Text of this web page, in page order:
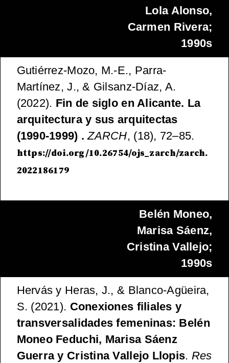
Lola Alonso,
Carmen Rivera;
1990s
Gutiérrez-Mozo, M.-E., Parra-
Martínez, J., & Gilsanz-Díaz, A.
(2022). Fin de siglo en Alicante. La
arquitectura y sus arquitectas
(1990-1999) . ZARCH, (18), 72–85.
https://doi.org/10.26754/ojs_zarch/zarch.
2022186179
Belén Moneo,
Marisa Sáenz,
Cristina Vallejo;
1990s
Hervás y Heras, J., & Blanco-Agüeira,
S. (2021). Conexiones filiales y
transversalidades femeninas: Belén
Moneo Feduchi, Marisa Sáenz
Guerra y Cristina Vallejo Llopis. Res